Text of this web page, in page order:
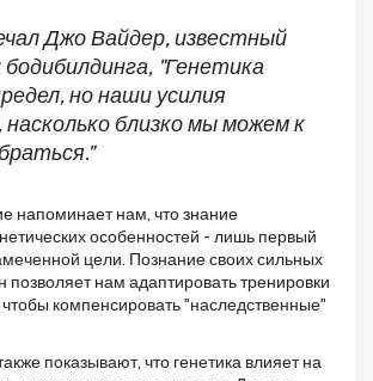
Джо Вайдер, известный
"Генетика
но наши усилия
близко мы можем к
напоминает нам, что знание
особенностей - лишь первый
цели. Познание своих сильных
позволяет нам адаптировать тренировки
компенсировать "наследственные"
показывают, что генетика влияет на